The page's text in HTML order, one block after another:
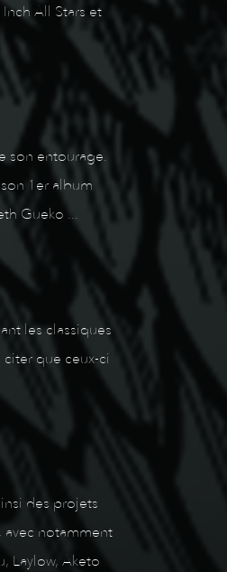
All Stars et
son entourage.
1er album
Gueko ...
les classiques
que ceux-ci
des projets
avec notamment
Laylow, Aketo